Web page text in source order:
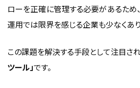
SES管理ツール導入の注意
自社の規模や案件数に合うツールを
既存システム（会計・勤怠ソフト）と
セキュリティ・法令対応（電子帳簿保
ローを正確に管理する必要があるため
運用では限界を感じる企業も少なくあり
この課題を解決する手段として注目さ
ツール」です。